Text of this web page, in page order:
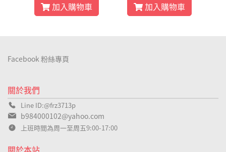
加入購物車
加入購物車
關於我們
Line ID:@frz3713p
b984000102@yahoo.com
上班時間為周一至周五9:00-17:00
Facebook 粉絲專頁